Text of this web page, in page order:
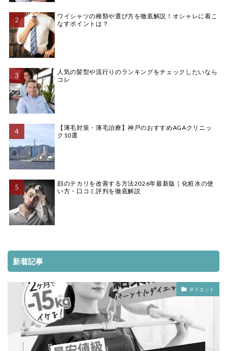
ワイシャツの種類や選び方を徹底解説！オシャレに着こ
なすポイントは？
人気の髪型や流行りのランキングをチェックしたいなら
コレ
【薄毛対策・薄毛治療】神戸のおすすめAGAクリニッ
ク10選
顔のテカリを改善する方法2026年最新版｜化粧水の使
い方・口コミ評判を徹底解説
新着記事
ダイエット